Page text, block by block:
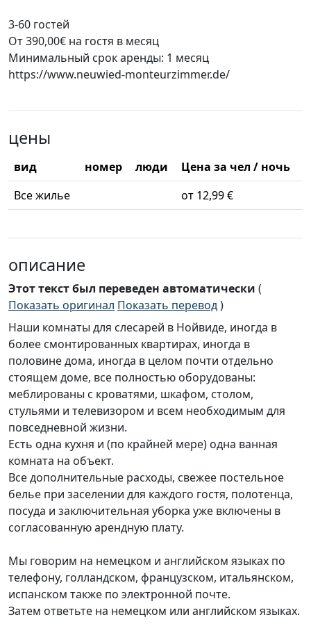
3-60 гостей
От 390,00€ на гостя в месяц
Минимальный срок аренды: 1 месяц
https://www.neuwied-monteurzimmer.de/
цены
вид номер люди
Цена за чел / ночь
Все жилье
от 12,99 €
описание
Этот текст был переведен автоматически (
Показать оригинал Показать перевод)
Наши комнаты для слесарей в Нойвиде, иногда в
более смонтированных квартирах, иногда в
половине дома, иногда в целом почти отдельно
стоящем доме, все полностью оборудованы:
меблированы с кроватями, шкафом, столом,
стульями и телевизором и всем необходимым для
повседневной жизни.
Есть одна кухня и (по крайней мере) одна ванная
комната на объект.
Все дополнительные расходы, свежее постельное
белье при заселении для каждого гостя, полотенца,
посуда и заключительная уборка уже включены в
согласованную арендную плату.
Мы говорим на немецком и английском языках по
телефону, голландском, французском, итальянском,
испанском также по электронной почте.
Затем ответьте на немецком или английском языках.